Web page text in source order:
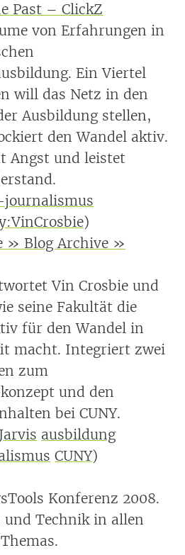
Past – ClickZ
von Erfahrungen in
Ein Viertel
will das Netz in den
Ausbildung stellen,
den Wandel aktiv.
Angst und leistet
)
» Blog Archive »
Vin Crosbie und
seine Fakultät die
für den Wandel in
macht. Integriert zwei
zum
und den
bei CUNY.
ausbildung
CUNY)
Konferenz 2008.
und Technik in allen